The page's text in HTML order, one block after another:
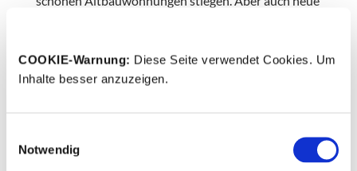
COOKIE-Warnung: Diese Seite verwendet Cookies. Um
Inhalte besser anzuzeigen.
Notwendig
türkische Senioren (inkl. einem türkischen
Dampfbad und einem neuen Cafe), sind entstanden.
Energiebunker wurde. In 30 Meter Höhe genießen
wir hier einen herrlichen Blick auf die ganze Insel